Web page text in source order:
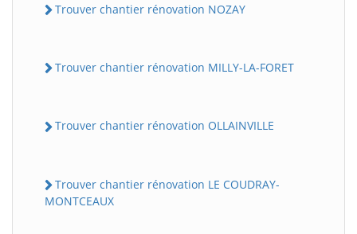
Trouver chantier rénovation NOZAY
Trouver chantier rénovation MILLY-LA-FORET
Trouver chantier rénovation OLLAINVILLE
Trouver chantier rénovation LE COUDRAY-
MONTCEAUX